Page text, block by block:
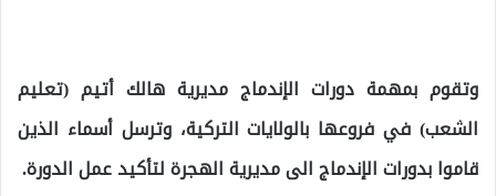
وتقوم بمهمة دورات الإندماج مديرية هالك أتيم (تعليم
الشعب) في فروعها بالولايات التركية، وترسل أسماء الذين
قاموا بدورات الإندماج الى مديرية الهجرة لتأكيد عمل الدورة.